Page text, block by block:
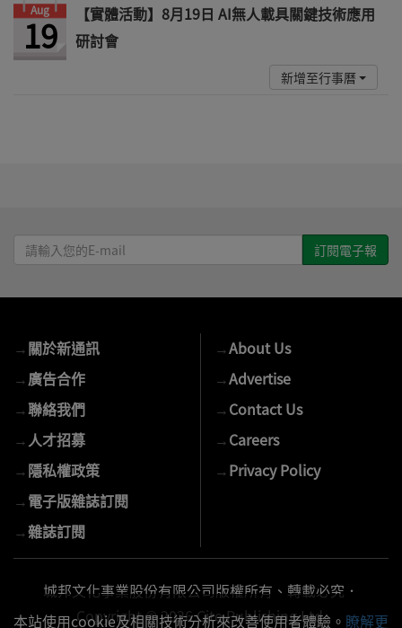
Aug
19
【實體活動】8月19日 AI無人載具關鍵技術應用
研討會
新增至行事曆
請
輸
E-
mail
→關於新通訊
→廣告合作
→聯絡我們
→ 人才招募
→隱私權政策
→電子版雜誌訂閱
→雜誌訂閱
→About Us
→Advertise
→Contact Us
→Careers
→Privacy Policy
城邦文化事業股份有限公司版權所有、轉載必究．
Copyright © 2026 Cite Publishing Ltd.
本站使用cookie及相關技術分析來改善使用者體驗。 瞭解更